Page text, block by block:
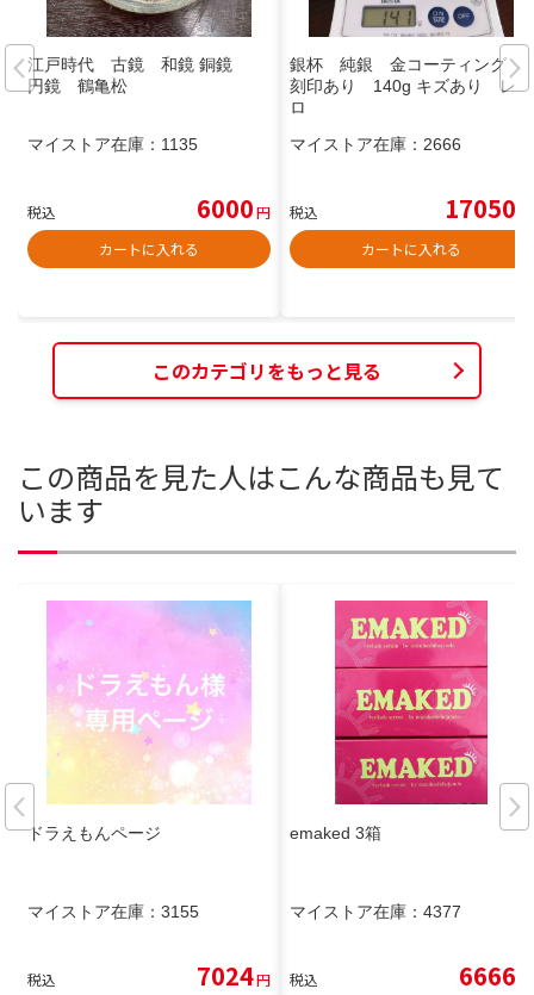
江戸時代 古鏡 和鏡 銅鏡
円鏡 鶴亀松
マイストア在庫： 1135
税込 6000円
カートに入れる
銀杯 純銀 金コーティング
刻印あり 140g キズあり レト
ロ
マイストア在庫： 2666
税込 17050
カートに入れる
このカテゴリをもっと見る
この商品を見た人はこんな商品も見て
います
ドラえもんページ
マイストア在庫： 3155
税込 7024円
emaked 3箱
マイストア在庫： 4377
税込 6666